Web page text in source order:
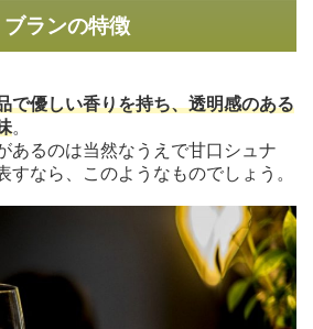
ランの特徴
で優しい香りを持ち、透明感のある
。
あるのは当然なうえで甘口シュナ
すなら、このようなものでしょう。